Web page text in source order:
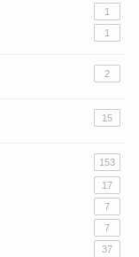
1
1
2
15
153
17
7
7
37